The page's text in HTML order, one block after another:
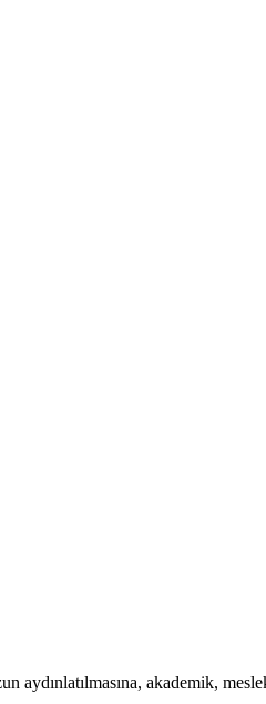
aydınlatılmasına, akademik,